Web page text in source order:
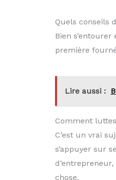
Quels conseils
Bien
première
Lire aussi :
Comment
C’est un vrai
s’appuyer sur
chose.